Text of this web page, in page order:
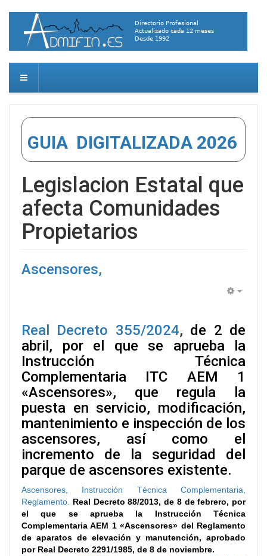
GUIA DIGITALIZADA 2026
Legislacion Estatal que
afecta Comunidades
Propietarios
Ascensores,
Real Decreto 355/2024, de 2 de
abril, por el que se aprueba la
Instrucción Técnica
Complementaria ITC AEM 1
«Ascensores», que regula la
puesta en servicio, modificación,
mantenimiento e inspección de los
ascensores, así como el
incremento de la seguridad del
parque de ascensores existente.
Ascensores, Instrucción Técnica Complementaria,
Reglamento. Real Decreto 88/2013, de 8 de febrero, por
el que se aprueba la Instrucción Técnica
Complementaria AEM 1 «Ascensores» del Reglamento
de aparatos de elevación y manutención, aprobado
por Real Decreto 2291/1985, de 8 de noviembre.